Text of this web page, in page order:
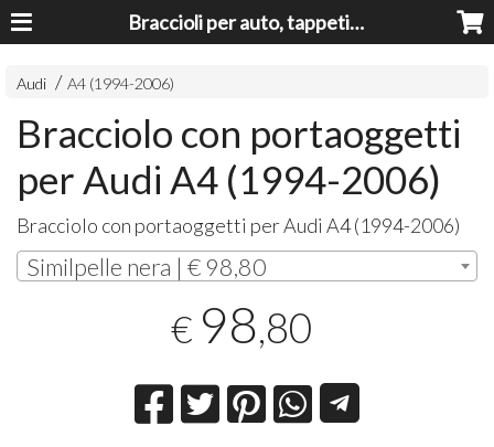
Braccioli per auto, tappeti auto, accessori auto MADE IN ITALY - Armrests, Mittelarmlehnen, Accoundoirs
Audi A4 (1994-2006)
Bracciolo con portaoggetti
per Audi A4 (1994-2006)
Bracciolo con portaoggetti per Audi A4 (1994-2006)
Similpelle nera | € 98,80
€ 98,80